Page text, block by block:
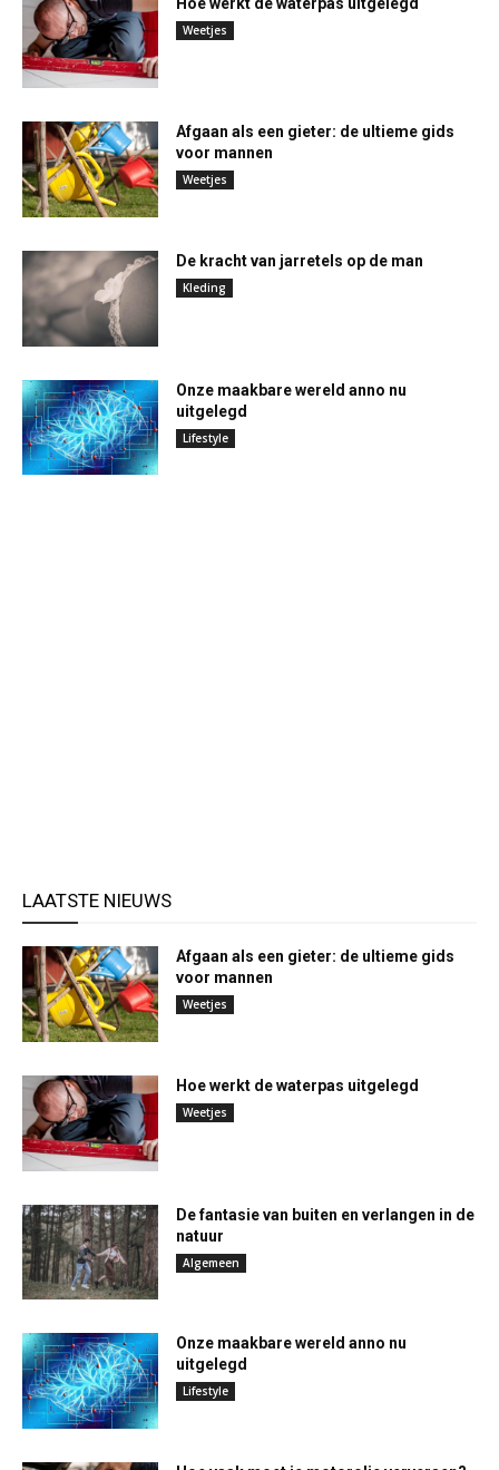
Weetjes
Afgaan als een gieter: de ultieme gids
voor mannen
Weetjes
De kracht van jarretels op de man
Kleding
Onze maakbare wereld anno nu
uitgelegd
Lifestyle
LAATSTE NIEUWS
Afgaan als een gieter: de ultieme gids
voor mannen
Weetjes
Hoe werkt de waterpas uitgelegd
Weetjes
De fantasie van buiten en verlangen in de
natuur
Algemeen
Onze maakbare wereld anno nu
uitgelegd
Lifestyle